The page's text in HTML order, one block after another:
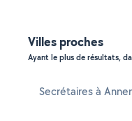
Villes proches
Ayant le plus de résultats,
Secrétaires à